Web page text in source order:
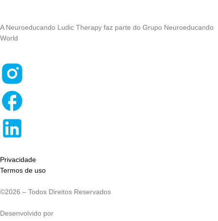
A Neuroeducando Ludic Therapy faz parte do Grupo Neuroeducando
World
Privacidade
Termos de uso
©2026 – Todos Direitos Reservados
Desenvolvido por